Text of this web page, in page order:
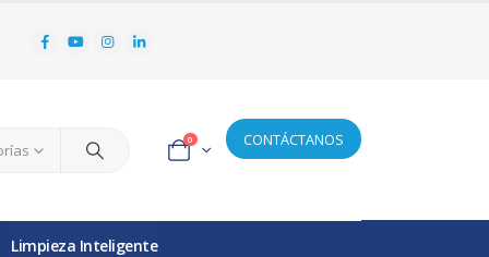
0 CONTÁCTANOS
Limpieza Inteligente